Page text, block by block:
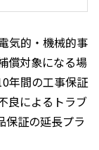
気的・機械的事
償対象になる場
年間の工事保証
良によるトラブ
保証の延長プラ